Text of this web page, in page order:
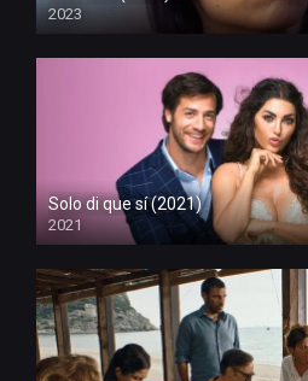
2023
Solo di que sí (2021)
2021